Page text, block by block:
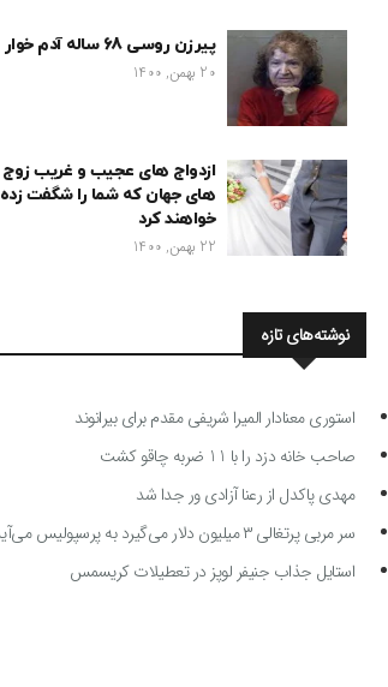
پیرزن روسی 68 ساله آدم خوار
20 بهمن, 1400
ازدواج های عجیب و غریب زوج
های جهان که شما را شگفت زده
خواهند کرد
22 بهمن, 1400
نوشته‌های تازه
استوری معنادار المیرا شریفی مقدم برای بیرانوند
صاحب خانه دزد را با 11 ضربه چاقو کشت
مهدی پاکدل از رعنا آزادی ور جدا شد
سر مربی پرتغالی ۳ میلیون دلار می‌گیرد به پرسپولیس می‌آید
استایل جذاب جنیفر لوپز در تعطیلات کریسمس